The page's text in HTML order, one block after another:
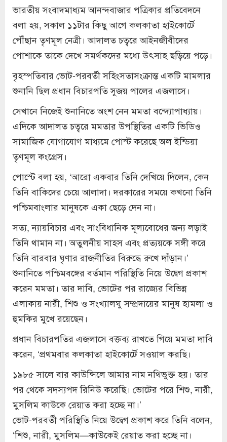
ভারতীয় সংবাদমাধ্যম আনন্দবাজার পত্রিকার প্রতিবেদনে
বলা হয়, সকাল ১১টার কিছু আগে কলকাতা হাইকোর্টে
পৌঁছান তৃণমূল নেত্রী। আদালত চত্বরে আইনজীবীদের
পোশাকে তাকে দেখে সমর্থকদের মধ্যে উৎসাহ ছড়িয়ে পড়ে।
বৃহস্পতিবার ভোট-পরবর্তী সহিংসতাসংক্রান্ত একটি মামলার
শুনানি ছিল প্রধান বিচারপতি সুজয় পালের এজলাসে।
সেখানে নিজেই শুনানিতে অংশ নেন মমতা বন্দ্যোপাধ্যায়।
এদিকে আদালত চত্বরে মমতার উপস্থিতির একটি ভিডিও
সামাজিক যোগাযোগ মাধ্যমে পোস্ট করেছে অল ইন্ডিয়া
তৃণমূল কংগ্রেস।
পোস্টে বলা হয়, ‘আরো একবার তিনি দেখিয়ে দিলেন, কেন
তিনি বাকিদের চেয়ে আলাদা। দরকারের সময়ে কখনো তিনি
পশ্চিমবাংলার মানুষকে একা ছেড়ে দেন না।
সত্য, ন্যায়বিচার এবং সাংবিধানিক মূল্যবোধের জন্য লড়াই
তিনি থামান না। অতুলনীয় সাহস এবং প্রত্যয়কে সঙ্গী করে
তিনি বারবার ঘৃণার রাজনীতির বিরুদ্ধে রুখে দাঁড়ান।’
শুনানিতে পশ্চিমবঙ্গের বর্তমান পরিস্থিতি নিয়ে উদ্বেগ প্রকাশ
করেন মমতা। তার দাবি, ভোটের পর রাজ্যের বিভিন্ন
এলাকায় নারী, শিশু ও সংখ্যালঘু সম্প্রদায়ের মানুষ হামলা ও
হুমকির মুখে রয়েছেন।
প্রধান বিচারপতির এজলাসে বক্তব্য রাখতে গিয়ে মমতা দাবি
করেন, ‘প্রথমবার কলকাতা হাইকোর্টে সওয়াল করছি।
১৯৮৫ সালে বার কাউন্সিলে আমার নাম নথিভুক্ত হয়। তার
পর থেকে সদস্যপদ রিনিউ করেছি। ভোটের পরে শিশু, নারী,
মুসলিম কাউকে রেয়াত করা হচ্ছে না।’
ভোট-পরবর্তী পরিস্থিতি নিয়ে উদ্বেগ প্রকাশ করে তিনি বলেন,
‘শিশু, নারী, মুসলিম—কাউকেই রেয়াত করা হচ্ছে না।